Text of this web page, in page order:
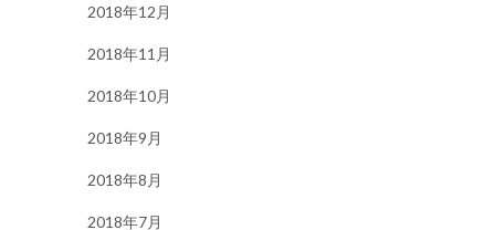
2018年12月
2018年11月
2018年10月
2018年9月
2018年8月
2018年7月